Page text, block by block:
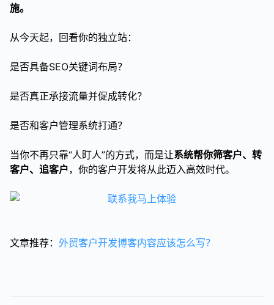
施。
从今天起，回看你的独立站：
是否具备SEO关键词布局？
是否真正承接流量并促成转化？
是否和客户管理系统打通？
当你不再只靠“人盯人”的方式，而是让系统帮你筛客户、转
客户、追客户，你的客户开发将从此迈入高效时代。
文章推荐： 外贸客户开发博客内容应该怎么写？